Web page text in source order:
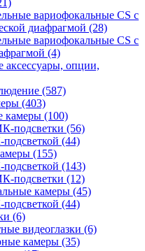
вариофокальные CS c
диафрагмой (28)
вариофокальные CS c
(4)
аксессуары, опции,
(587)
(403)
камеры (100)
подсветки (56)
(44)
(155)
(143)
подсветки (12)
камеры (45)
(44)
(6)
видеоглазки (6)
камеры (35)